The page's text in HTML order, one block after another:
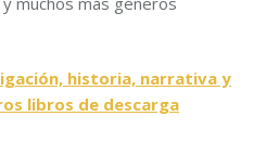
historia, narrativa y
libros de descarga